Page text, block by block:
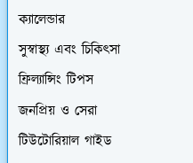
ক্যালেন্ডার
সুস্বাস্থ্য এবং চিকিৎসা
ফ্রিল্যান্সিং টিপস
জনপ্রিয় ও সেরা
টিউটোরিয়াল গাইড